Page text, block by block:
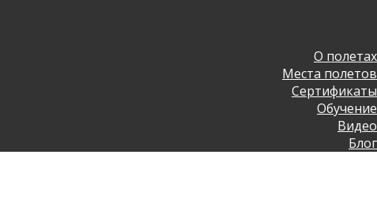
О полетах
Места полетов
Сертификаты
Обучение
Видео
Блог